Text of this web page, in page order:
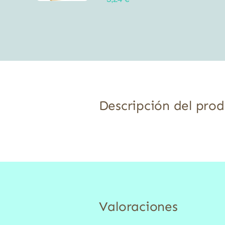
Descripción del
Valoraciones